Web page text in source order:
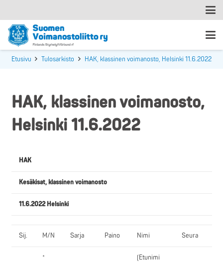
Etusivu Tulosarkisto HAK, klassinen voimanosto, Helsinki 11.6.2022
HAK, klassinen voimanosto,
Helsinki 11.6.2022
HAK
Kesäkisat, klassinen voimanosto
11.6.2022 Helsinki
Sij. M/N Sarja Paino Nimi Seura
*
(Etunimi